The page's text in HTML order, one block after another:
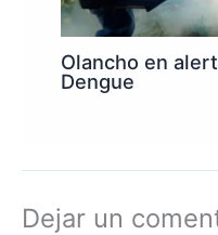
Olancho en
Dengue
Dejar un